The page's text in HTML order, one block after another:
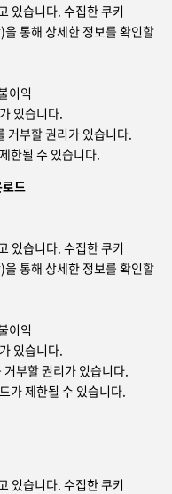
있습니다. 수집한 쿠키
통해 상세한 정보를 확인할
이익
있습니다.
거부할 권리가 있습니다.
한될 수 있습니다.
드
있습니다. 수집한 쿠키
통해 상세한 정보를 확인할
이익
있습니다.
부할 권리가 있습니다.
가 제한될 수 있습니다.
있습니다. 수집한 쿠키